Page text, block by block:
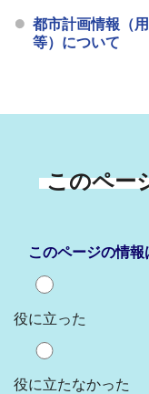
都市計画情報（
等）について
このペー
このページの情
役に立った
役に立たなかった